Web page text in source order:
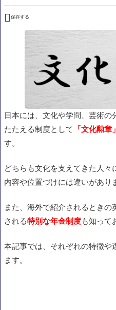
 保存する
日本には、文化や学問、芸術の
たたえる制度として
「文化勲章」
す。
どちらも文化を支えてきた人々
内容や位置づけには違いがあり
また、海外で紹介されるとき
される特別な年金制度も知って
本記事では、それぞれの特徴や
ます。